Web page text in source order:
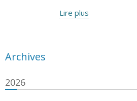
Lire plus
Archives
2026